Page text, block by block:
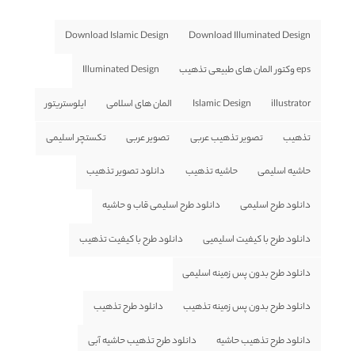
Download Illuminated Design
Download Islamic Design
eps وکتور المان های طبیعی تذهیب Illuminated Design
illustrator
Islamic Design المان های اسلامی ایلوستریتور
تذهیب تصویر تذهیب عربی تصویر عربی تکستچر اسلیمی
حاشیه اسلیمی حاشیه تذهیب دانلود تصویر تذهیب
دانلود طرح اسلیمی دانلود طرح اسلیمی قاب و حاشیه
دانلود طرح با کیفیت اسلیمیی دانلود طرح با کیفیت تذهیب
دانلود طرح بدون پس زمینه اسلیمی
دانلود طرح بدون پس زمینه تذهیب دانلود طرح تذهیب
دانلود طرح تذهیب حاشیه دانلود طرح تذهیب حاشیه آبی